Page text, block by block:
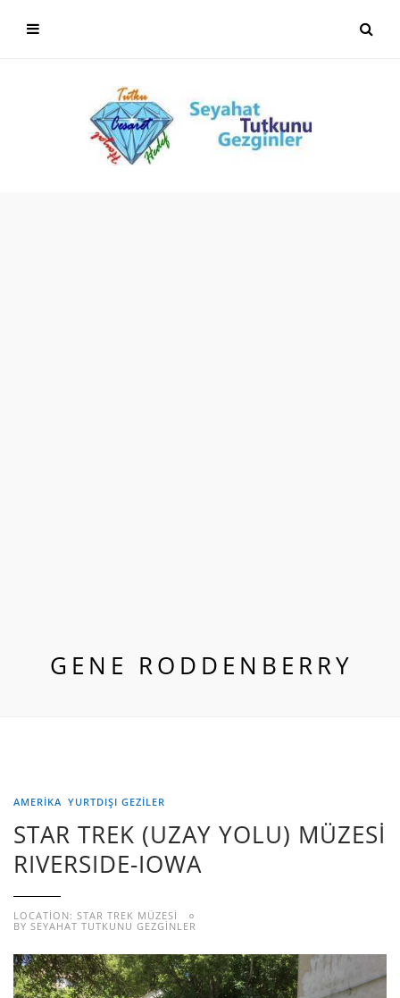
GENE RODDENBERRY
AMERIKA YURTDIŞI GEZILER
STAR TREK (UZAY YOLU) MÜZESİ
RIVERSIDE-IOWA
LOCATION: STAR TREK MÜZESİ
BY SEYAHAT TUTKUNU GEZGINLER